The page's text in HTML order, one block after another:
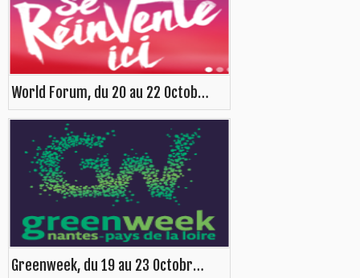
World Forum, du 20 au 22 Octobre 2015 à Lille
Greenweek, du 19 au 23 Octobre 2015 à Nantes